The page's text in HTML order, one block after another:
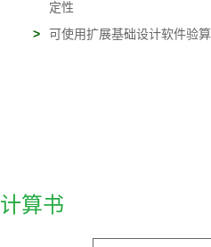
定性
> 可使用扩展基础设计软件验
计算书